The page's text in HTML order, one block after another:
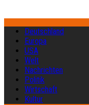
Deutschland
Europa
USA
Welt
Nachrichten
Politik
Wirtschaft
Kultur